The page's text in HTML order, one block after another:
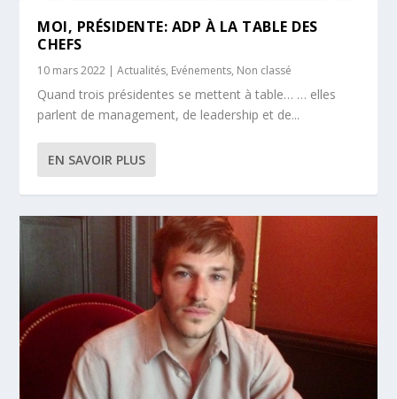
MOI, PRÉSIDENTE: ADP À LA TABLE DES
CHEFS
10 mars 2022 |Actualités, Evénements, Non classé
Quand trois présidentes se mettent à table… … elles
parlent de management, de leadership et de...
EN SAVOIR PLUS